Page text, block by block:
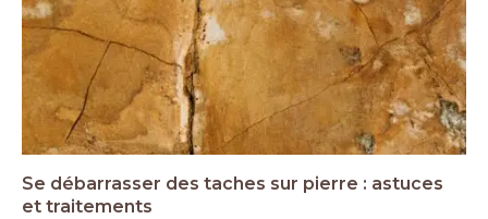
Se débarrasser des taches sur pierre : astuces
et traitements